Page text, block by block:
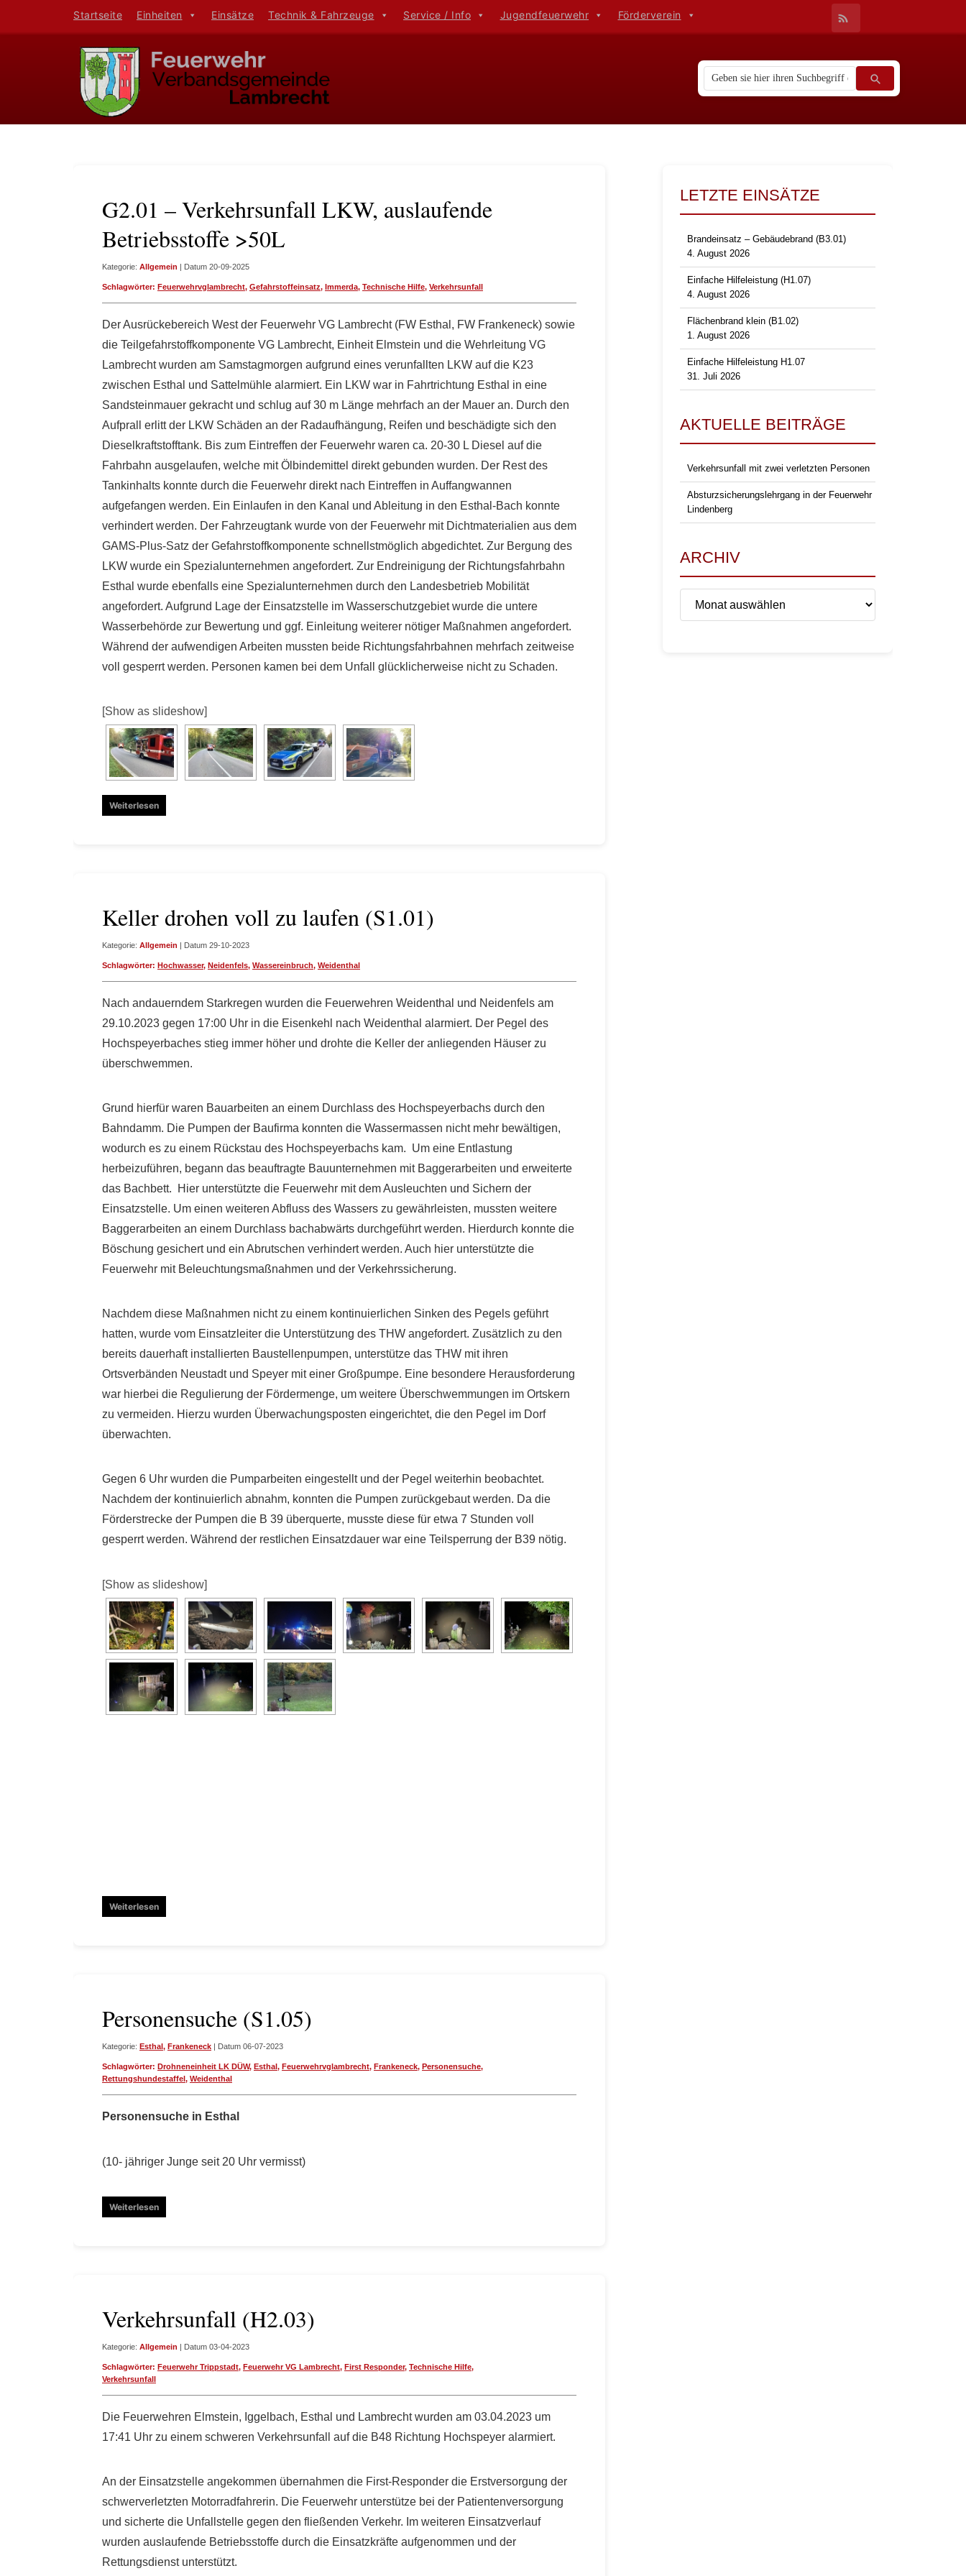
Startseite Einheiten Einsätze Technik & Fahrzeuge Service / Info Jugendfeuerwehr Förderverein
G2.01 – Verkehrsunfall LKW, auslaufende
Betriebsstoffe >50L
Kategorie: Allgemein | Datum 20-09-2025
Schlagwörter: Feuerwehrvglambrecht, Gefahrstoffeinsatz, Immerda, Technische Hilfe, Verkehrsunfall
Der Ausrückebereich West der Feuerwehr VG Lambrecht (FW Esthal, FW Frankeneck) sowie
die Teilgefahrstoffkomponente VG Lambrecht, Einheit Elmstein und die Wehrleitung VG
Lambrecht wurden am Samstagmorgen aufgrund eines verunfallten LKW auf die K23
zwischen Esthal und Sattelmühle alarmiert. Ein LKW war in Fahrtrichtung Esthal in eine
Sandsteinmauer gekracht und schlug auf 30 m Länge mehrfach an der Mauer an. Durch den
Aufprall erlitt der LKW Schäden an der Radaufhängung, Reifen und beschädigte sich den
Dieselkraftstofftank. Bis zum Eintreffen der Feuerwehr waren ca. 20-30 L Diesel auf die
Fahrbahn ausgelaufen, welche mit Ölbindemittel direkt gebunden wurden. Der Rest des
Tankinhalts konnte durch die Feuerwehr direkt nach Eintreffen in Auffangwannen
aufgefangen werden. Ein Einlaufen in den Kanal und Ableitung in den Esthal-Bach konnte
verhindert werden. Der Fahrzeugtank wurde von der Feuerwehr mit Dichtmaterialien aus dem
GAMS-Plus-Satz der Gefahrstoffkomponente schnellstmöglich abgedichtet. Zur Bergung des
LKW wurde ein Spezialunternehmen angefordert. Zur Endreinigung der Richtungsfahrbahn
Esthal wurde ebenfalls eine Spezialunternehmen durch den Landesbetrieb Mobilität
angefordert. Aufgrund Lage der Einsatzstelle im Wasserschutzgebiet wurde die untere
Wasserbehörde zur Bewertung und ggf. Einleitung weiterer nötiger Maßnahmen angefordert.
Während der aufwendigen Arbeiten mussten beide Richtungsfahrbahnen mehrfach zeitweise
voll gesperrt werden. Personen kamen bei dem Unfall glücklicherweise nicht zu Schaden.
[Show as slideshow]
Weiterlesen
Keller drohen voll zu laufen (S1.01)
Kategorie: Allgemein | Datum 29-10-2023
Schlagwörter: Hochwasser, Neidenfels, Wassereinbruch, Weidenthal
Nach andauerndem Starkregen wurden die Feuerwehren Weidenthal und Neidenfels am
29.10.2023 gegen 17:00 Uhr in die Eisenkehl nach Weidenthal alarmiert. Der Pegel des
Hochspeyerbaches stieg immer höher und drohte die Keller der anliegenden Häuser zu
überschwemmen.
Grund hierfür waren Bauarbeiten an einem Durchlass des Hochspeyerbachs durch den
Bahndamm. Die Pumpen der Baufirma konnten die Wassermassen nicht mehr bewältigen,
wodurch es zu einem Rückstau des Hochspeyerbachs kam. Um eine Entlastung
herbeizuführen, begann das beauftragte Bauunternehmen mit Baggerarbeiten und erweiterte
das Bachbett. Hier unterstützte die Feuerwehr mit dem Ausleuchten und Sichern der
Einsatzstelle. Um einen weiteren Abfluss des Wassers zu gewährleisten, mussten weitere
Baggerarbeiten an einem Durchlass bachabwärts durchgeführt werden. Hierdurch konnte die
Böschung gesichert und ein Abrutschen verhindert werden. Auch hier unterstützte die
Feuerwehr mit Beleuchtungsmaßnahmen und der Verkehrssicherung.
Nachdem diese Maßnahmen nicht zu einem kontinuierlichen Sinken des Pegels geführt
hatten, wurde vom Einsatzleiter die Unterstützung des THW angefordert. Zusätzlich zu den
bereits dauerhaft installierten Baustellenpumpen, unterstütze das THW mit ihren
Ortsverbänden Neustadt und Speyer mit einer Großpumpe. Eine besondere Herausforderung
war hierbei die Regulierung der Fördermenge, um weitere Überschwemmungen im Ortskern
zu vermeiden. Hierzu wurden Überwachungsposten eingerichtet, die den Pegel im Dorf
überwachten.
Gegen 6 Uhr wurden die Pumparbeiten eingestellt und der Pegel weiterhin beobachtet.
Nachdem der kontinuierlich abnahm, konnten die Pumpen zurückgebaut werden. Da die
Förderstrecke der Pumpen die B 39 überquerte, musste diese für etwa 7 Stunden voll
gesperrt werden. Während der restlichen Einsatzdauer war eine Teilsperrung der B39 nötig.
[Show as slideshow]
Weiterlesen
Personensuche (S1.05)
Kategorie: Esthal , Frankeneck | Datum 06-07-2023
Schlagwörter: Drohneneinheit LK DÜW, Esthal , Feuerwehrvglambrecht, Frankeneck, Personensuche,
Rettungshundestaffel , Weidenthal
Personensuche in Esthal
(10- jähriger Junge seit 20 Uhr vermisst)
Weiterlesen
Verkehrsunfall (H2.03)
Kategorie: Allgemein | Datum 03-04-2023
Schlagwörter: Feuerwehr Trippstadt, Feuerwehr VG Lambrecht, First Responder, Technische Hilfe,
Verkehrsunfall
Die Feuerwehren Elmstein, Iggelbach, Esthal und Lambrecht wurden am 03.04.2023 um
17:41 Uhr zu einem schweren Verkehrsunfall auf die B48 Richtung Hochspeyer alarmiert.
An der Einsatzstelle angekommen übernahmen die First-Responder die Erstversorgung der
schwerverletzten Motorradfahrerin. Die Feuerwehr unterstütze bei der Patientenversorgung
und sicherte die Unfallstelle gegen den fließenden Verkehr. Im weiteren Einsatzverlauf
wurden auslaufende Betriebsstoffe durch die Einsatzkräfte aufgenommen und der
Rettungsdienst unterstützt.
LETZTE EINSÄTZE
Brandeinsatz – Gebäudebrand (B3.01)
4. August 2026
Einfache Hilfeleistung (H1.07)
4. August 2026
Flächenbrand klein (B1.02)
1. August 2026
Einfache Hilfeleistung H1.07
31. Juli 2026
AKTUELLE BEITRÄGE
Verkehrsunfall mit zwei verletzten Personen
Absturzsicherungslehrgang in der Feuerwehr
Lindenberg
ARCHIV